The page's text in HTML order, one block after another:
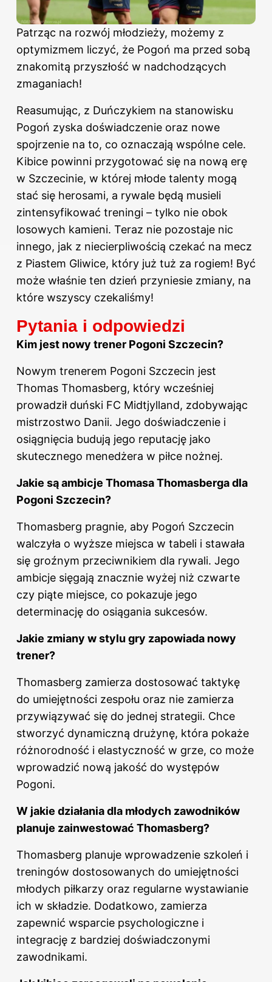
Patrząc na rozwój młodzieży, możemy z
optymizmem liczyć, że Pogoń ma przed sobą
znakomitą przyszłość w nadchodzących
zmaganiach!
Reasumując, z Duńczykiem na stanowisku
Pogoń zyska doświadczenie oraz nowe
spojrzenie na to, co oznaczają wspólne cele.
Kibice powinni przygotować się na nową erę
w Szczecinie, w której młode talenty mogą
stać się herosami, a rywale będą musieli
zintensyfikować treningi – tylko nie obok
losowych kamieni. Teraz nie pozostaje nic
innego, jak z niecierpliwością czekać na mecz
z Piastem Gliwice, który już tuż za rogiem! Być
może właśnie ten dzień przyniesie zmiany, na
które wszyscy czekaliśmy!
Pytania i odpowiedzi
Kim jest nowy trener Pogoni Szczecin?
Nowym trenerem Pogoni Szczecin jest
Thomas Thomasberg, który wcześniej
prowadził duński FC Midtjylland, zdobywając
mistrzostwo Danii. Jego doświadczenie i
osiągnięcia budują jego reputację jako
skutecznego menedżera w piłce nożnej.
Jakie są ambicje Thomasa Thomasberga dla
Pogoni Szczecin?
Thomasberg pragnie, aby Pogoń Szczecin
walczyła o wyższe miejsca w tabeli i stawała
się groźnym przeciwnikiem dla rywali. Jego
ambicje sięgają znacznie wyżej niż czwarte
czy piąte miejsce, co pokazuje jego
determinację do osiągania sukcesów.
Jakie zmiany w stylu gry zapowiada nowy
trener?
Thomasberg zamierza dostosować taktykę
do umiejętności zespołu oraz nie zamierza
przywiązywać się do jednej strategii. Chce
stworzyć dynamiczną drużynę, która pokaże
różnorodność i elastyczność w grze, co może
wprowadzić nową jakość do występów
Pogoni.
W jakie działania dla młodych zawodników
planuje zainwestować Thomasberg?
Thomasberg planuje wprowadzenie szkoleń i
treningów dostosowanych do umiejętności
młodych piłkarzy oraz regularne wystawianie
ich w składzie. Dodatkowo, zamierza
zapewnić wsparcie psychologiczne i
integrację z bardziej doświadczonymi
zawodnikami.